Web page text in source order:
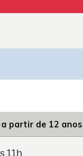
partir de 12 anos
11h